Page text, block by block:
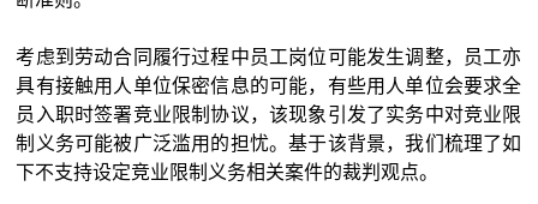
考虑到劳动合同履行过程中员工岗位可能发生调整，员工亦
具有接触用人单位保密信息的可能，有些用人单位会要求全
员入职时签署竞业限制协议，该现象引发了实务中对竞业限
制义务可能被广泛滥用的担忧。基于该背景，我们梳理了如
下不支持设定竞业限制义务相关案件的裁判观点。